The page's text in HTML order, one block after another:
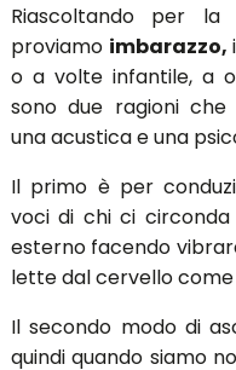
Riascoltando per
proviamo imbarazzo,
o a volte infantile, a
sono due ragioni che
una acustica e una
Il primo è per
voci di chi ci
esterno facendo
lette dal cervello come
Il secondo modo di
quindi quando siamo